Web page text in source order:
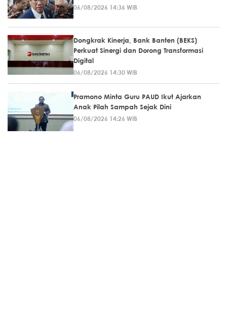
06/08/2026 14:36 WIB
Dongkrak Kinerja, Bank Banten (BEKS)
Perkuat Sinergi dan Dorong Transformasi
Digital
06/08/2026 14:30 WIB
Pramono Minta Guru PAUD Ikut Ajarkan
Anak Pilah Sampah Sejak Dini
06/08/2026 14:26 WIB